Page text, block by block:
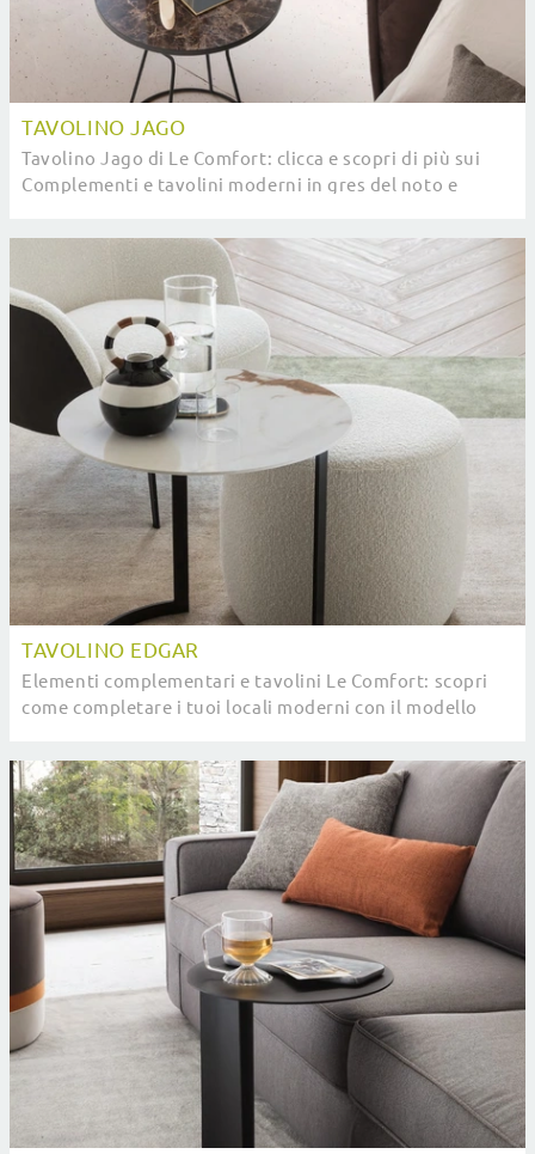
TAVOLINO JAGO
Tavolino Jago di Le Comfort: clicca e scopri di più sui
Complementi e tavolini moderni in gres del noto e
TAVOLINO EDGAR
Elementi complementari e tavolini Le Comfort: scopri
come completare i tuoi locali moderni con il modello